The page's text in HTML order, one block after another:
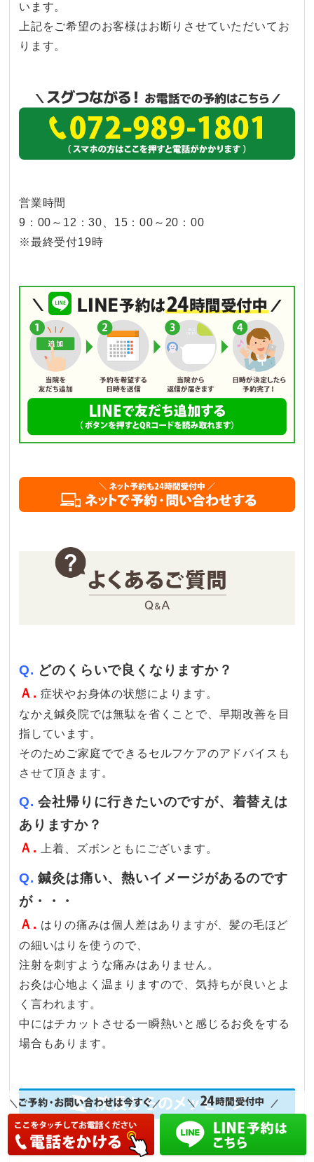
います。
上記をご希望のお客様はお断りさせていただいてお
ります。
営業時間
9：00～12：30、15：00～20：00
※最終受付19時
Q. どのくらいで良くなりますか？
Ａ. 症状やお身体の状態によります。
なかえ鍼灸院では無駄を省くことで、早期改善を目
指しています。
そのためご家庭でできるセルフケアのアドバイスも
させて頂きます。
Q. 会社帰りに行きたいのですが、着替えは
ありますか？
Ａ.
上着、ズボンともにございます。
Q. 鍼灸は痛い、熱いイメージがあるのです
が・・・
Ａ. はりの痛みは個人差はありますが、髪の毛ほど
の細いはりを使うので、
注射を刺すような痛みはありません。
お灸は心地よく温まりますので、気持ちが良いとよ
く言われます。
中にはチカットさせる一瞬熱いと感じるお灸をする
場合もあります。